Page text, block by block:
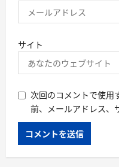
サイト
次回のコメントで使用
前、メールアドレス、